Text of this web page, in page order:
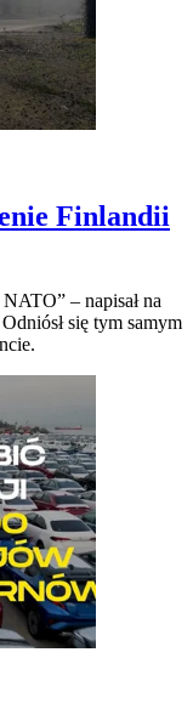
Finlandii
– napisał na
się tym samym